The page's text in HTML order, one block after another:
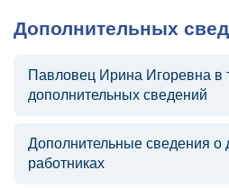
Дополнительных
Павловец Ирина Игоревна в
дополнительных сведений
Дополнительные сведения о
работниках